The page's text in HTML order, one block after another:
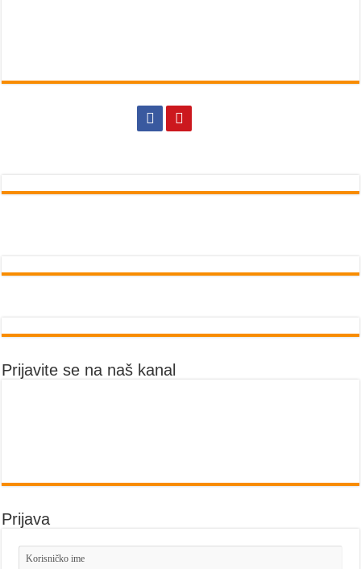
Prijavite se na naš kanal
Prijava